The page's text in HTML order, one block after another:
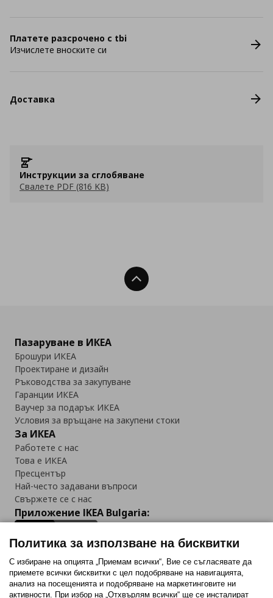
Платете разсрочено с tbi
Изчислете вноските си
Доставка
Инструкции за сглобяване
Свалете PDF (816 KB)
Нагоре
Пазаруване в ИКЕА
Брошури ИКЕА
Проектиране и дизайн
Ръководства за закупуване
Гаранции ИКЕА
Ваучер за подарък ИКЕА
Условия за връщане на закупени стоки
За ИКЕА
Работете с нас
Това е ИКЕА
Пресцентър
Най-често задавани въпроси
Свържете се с нас
Приложение IKEA Bulgaria:
Последвайте ни:
Политика за използване на бисквитки
С избиране на опцията „Приемам всички“, Вие се съгласявате да
приемете всички бисквитки с цел подобряване на навигацията,
анализ на посещенията и подобряване на маркетинговите ни
активности. При избор на „Отхвърлям всички“ ще се инсталират